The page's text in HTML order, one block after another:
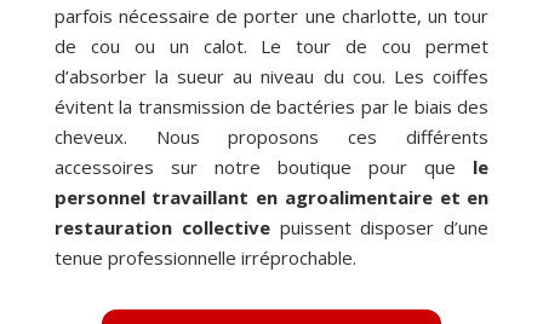
parfois nécessaire de porter une charlotte, un tour
de cou ou un calot. Le tour de cou permet
d’absorber la sueur au niveau du cou. Les coiffes
évitent la transmission de bactéries par le biais des
cheveux. Nous proposons ces différents
accessoires sur notre boutique pour que le
personnel travaillant en agroalimentaire et en
restauration collectivepuissent disposer d’une
tenue professionnelle irréprochable.